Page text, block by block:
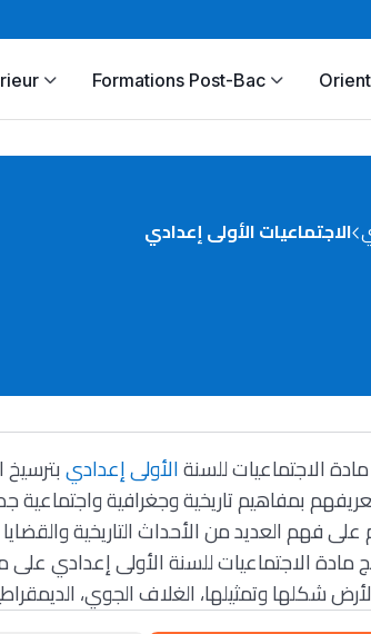
Formations Post-Bac
الاجتماعيات الأولى إعدادي
الاجتماعيات للسنةالأولى إعداديبترسيخ
بمفاهيم تاريخية وجغرافية
فهم العديد من الأحداث التاريخية والقضايا
مادة الاجتماعيات للسنة الأولى إعدادي
شكلها وتمثيلها، الغلاف الجوي،